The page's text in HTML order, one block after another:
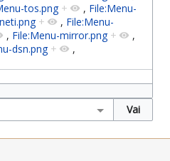
tos.png + , File:Menu-
+ , File:Menu-
, File:Menu-mirror.png +
,
dsn.png +
,